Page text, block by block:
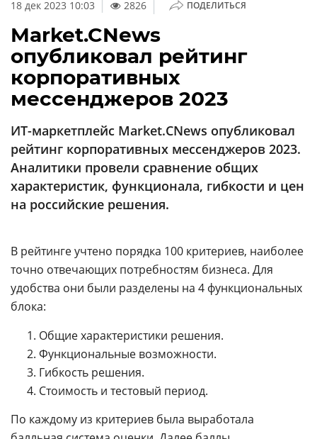
О
проекте
CNews
Аналитика
Конференции
Техника
ТВ
Об
Реклама
Вакансии
Контакты
Max
Дзен
Rutube
18 дек 2023 10:03 2826 | ПОДЕЛИТЬСЯ
Market.CNews
опубликовал рейтинг
корпоративных
мессенджеров 2023
ИТ-маркетплейс Market.CNews опубликовал
рейтинг корпоративных мессенджеров 2023.
Аналитики провели сравнение общих
характеристик, функционала, гибкости и цен
на российские решения.
В рейтинге учтено порядка 100 критериев, наиболее
точно отвечающих потребностям бизнеса. Для
удобства они были разделены на 4 функциональных
блока:
Общие характеристики решения.
Функциональные возможности.
Гибкость решения.
Стоимость и тестовый период.
По каждому из критериев была выработала